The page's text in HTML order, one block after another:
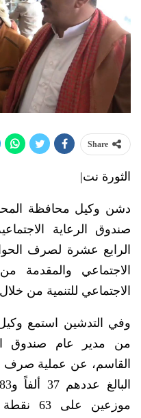
Share
الثورة نت|
دشن وكيل محافظة
صندوق الرعاية
الرابع عشرة لصرف
الاجتماعي والمقدمة
الاجتماعي للتنمية من
وفي التدشين استمع
من مدير عام صندوق
القاسم، عن عملية صرف
موزعين